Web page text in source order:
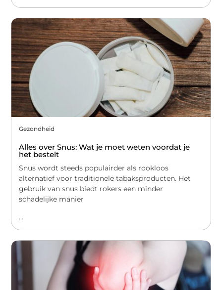
Gezondheid
Alles over Snus: Wat je moet weten voordat je
het bestelt
Snus wordt steeds populairder als rookloos
alternatief voor traditionele tabaksproducten. Het
gebruik van snus biedt rokers een minder
schadelijke manier
...